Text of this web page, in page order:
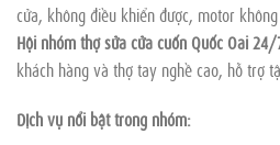
cửa, không điều khiển được, motor
Hội nhóm thợ sửa cửa cuốn Quốc Oai
khách hàng và thợ tay nghề cao, hỗ trợ
Dịch vụ nổi bật trong nhóm: